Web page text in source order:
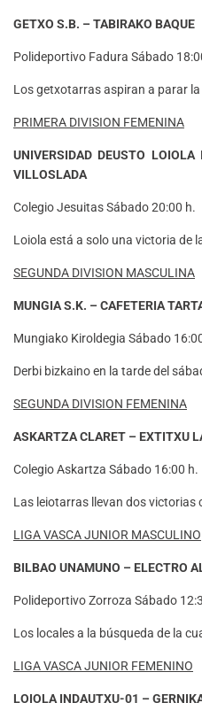
GETXO S.B. – TABIRAKO BAQUE
Polideportivo Fadura Sábado
Los getxotarras aspiran a parar
PRIMERA DIVISION FEMENINA
UNIVERSIDAD DEUSTO
VILLOSLADA
Colegio Jesuitas Sábado 20:00 h.
Loiola está a solo una victoria de
SEGUNDA DIVISION MASCULINA
MUNGIA S.K. – CAFETERIA
Mungiako Kiroldegia Sábado
Derbi bizkaino en la tarde del
SEGUNDA DIVISION FEMENINA
ASKARTZA CLARET – EXTITXU
Colegio Askartza Sábado 16:00 h.
Las leiotarras llevan dos victorias
LIGA VASCA JUNIOR MASCULINO
BILBAO UNAMUNO – ELECTRO
Polideportivo Zorroza Sábado
Los locales a la búsqueda de la
LIGA VASCA JUNIOR FEMENINO
LOIOLA INDAUTXU-01 –